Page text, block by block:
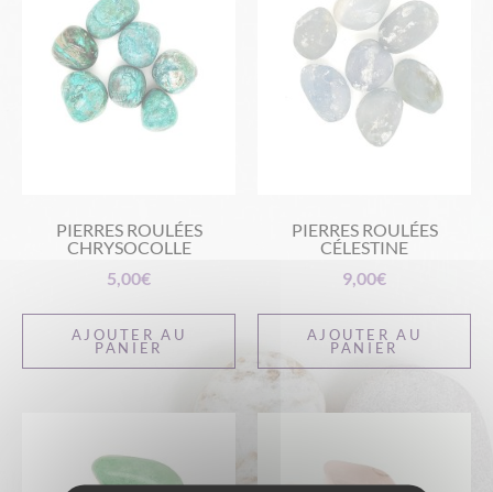
PIERRES ROULÉES
CHRYSOCOLLE
5,00€
AJOUTER AU
PANIER
PIERRES ROULÉES
CÉLESTINE
9,00€
AJOUTER AU
PANIER